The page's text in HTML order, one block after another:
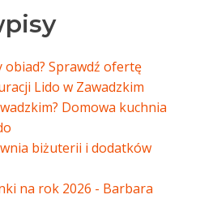
obiad? Sprawdź ofertę
Lido w Zawadzkim
Domowa kuchnia
biżuterii i dodatków
na rok 2026 - Barbara